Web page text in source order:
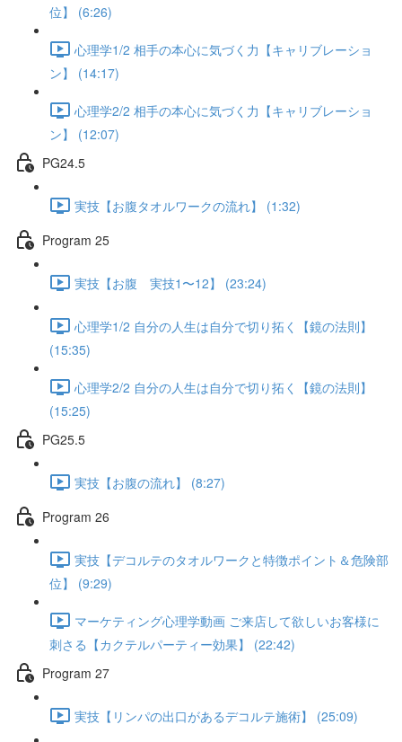
位】 (6:26)
心理学1/2 相手の本心に気づく力【キャリブレーショ
ン】 (14:17)
心理学2/2 相手の本心に気づく力【キャリブレーショ
ン】 (12:07)
PG24.5
実技【お腹タオルワークの流れ】 (1:32)
Program 25
実技【お腹 実技1〜12】 (23:24)
心理学1/2 自分の人生は自分で切り拓く【鏡の法則】
(15:35)
心理学2/2 自分の人生は自分で切り拓く【鏡の法則】
(15:25)
PG25.5
実技【お腹の流れ】 (8:27)
Program 26
実技【デコルテのタオルワークと特徴ポイント＆危険部
位】 (9:29)
マーケティング心理学動画 ご来店して欲しいお客様に
刺さる【カクテルパーティー効果】 (22:42)
Program 27
実技【リンパの出口があるデコルテ施術】 (25:09)